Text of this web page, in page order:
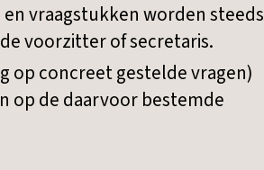
vraagstukken worden steeds
voorzitter of secretaris.
op concreet gestelde vragen)
op de daarvoor bestemde